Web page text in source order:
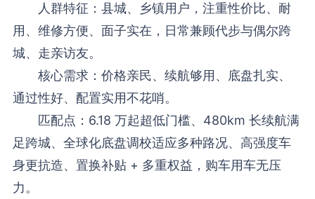
人群特征：县城、乡镇用户，注重性价比、耐
用、维修方便、面子实在，日常兼顾代步与偶尔跨
城、走亲访友。
核心需求：价格亲民、续航够用、底盘扎实、
通过性好、配置实用不花哨。
匹配点：6.18 万起超低门槛、480km 长续航满
足跨城、全球化底盘调校适应多种路况、高强度车
身更抗造、置换补贴 + 多重权益，购车用车无压
力。